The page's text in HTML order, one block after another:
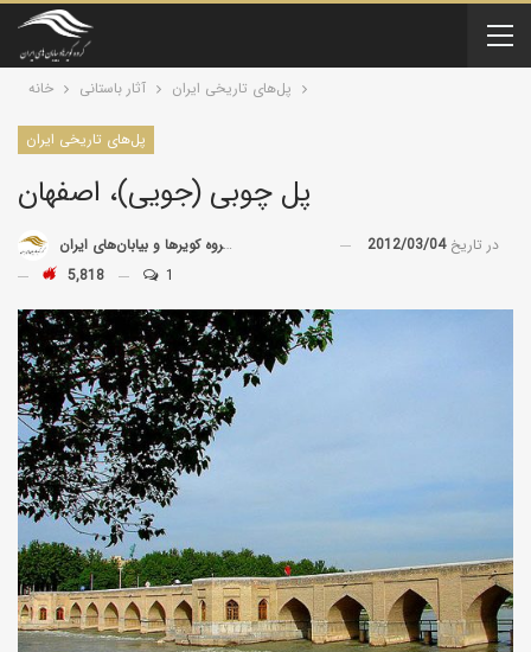
خانه آثار باستانی پل‌های تاریخی ایران
پل‌های تاریخی ایران
پل چوبی (جویی)، اصفهان
توسط گروه کویرها و بیابان‌های ایران در تاریخ2012/03/04
5,818
1